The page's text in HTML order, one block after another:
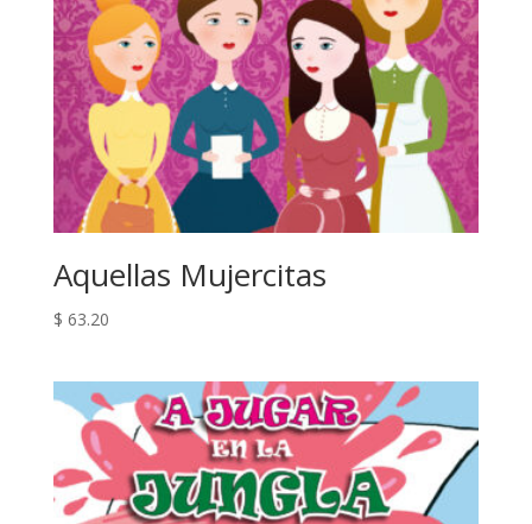
Aquellas Mujercitas
$ 63.20